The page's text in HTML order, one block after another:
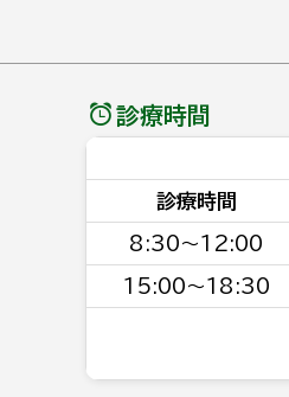
診療時間
診療時間
8:30～12:00
15:00～18:30